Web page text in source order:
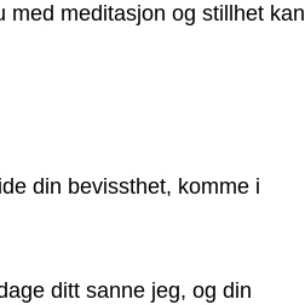
med meditasjon og stillhet kan
din bevissthet, komme i
ditt sanne jeg, og din